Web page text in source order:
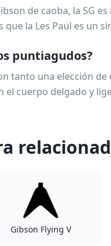
de caoba, la SG
la Les Paul es un
puntiagudos?
tanto una elección
el cuerpo delgado y
Gibson Flying V